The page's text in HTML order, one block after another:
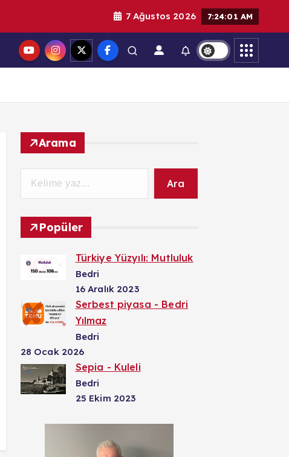
7 Ağustos 2026 7:24:02 AM
Arama
Ara
Popüler
Türkiye Yüzyılı: Mutluluk
Bedri
16 Aralık 2023
Serbest piyasa - Bedri
Yılmaz
Bedri
28 Ocak 2026
Sepia - Kuleli
Bedri
25 Ekim 2023